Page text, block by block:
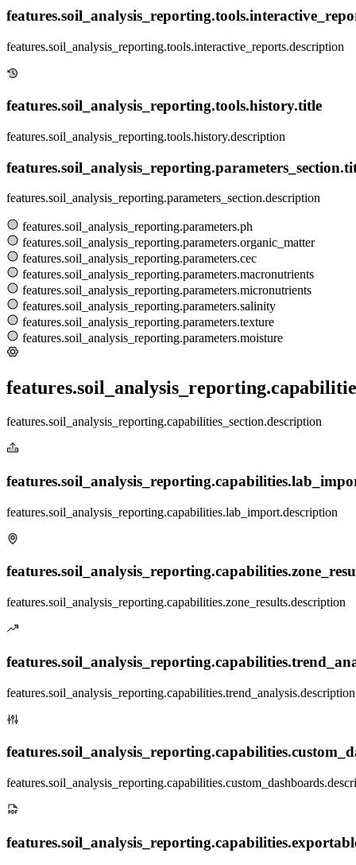
features.soil_analysis_reporting.tools.interactive_reports.description
features.soil_analysis_reporting.tools.history.title
features.soil_analysis_reporting.tools.history.description
features.soil_analysis_reporting.parameters_section.description
features.soil_analysis_reporting.parameters.ph
features.soil_analysis_reporting.parameters.organic_matter
features.soil_analysis_reporting.parameters.cec
features.soil_analysis_reporting.parameters.macronutrients
features.soil_analysis_reporting.parameters.micronutrients
features.soil_analysis_reporting.parameters.salinity
features.soil_analysis_reporting.parameters.texture
features.soil_analysis_reporting.parameters.moisture
features.soil_analysis_reporting.capabilities_section.description
features.soil_analysis_reporting.capabilities.lab_import.description
features.soil_analysis_reporting.capabilities.zone_results.description
features.soil_analysis_reporting.capabilities.trend_analysis.description